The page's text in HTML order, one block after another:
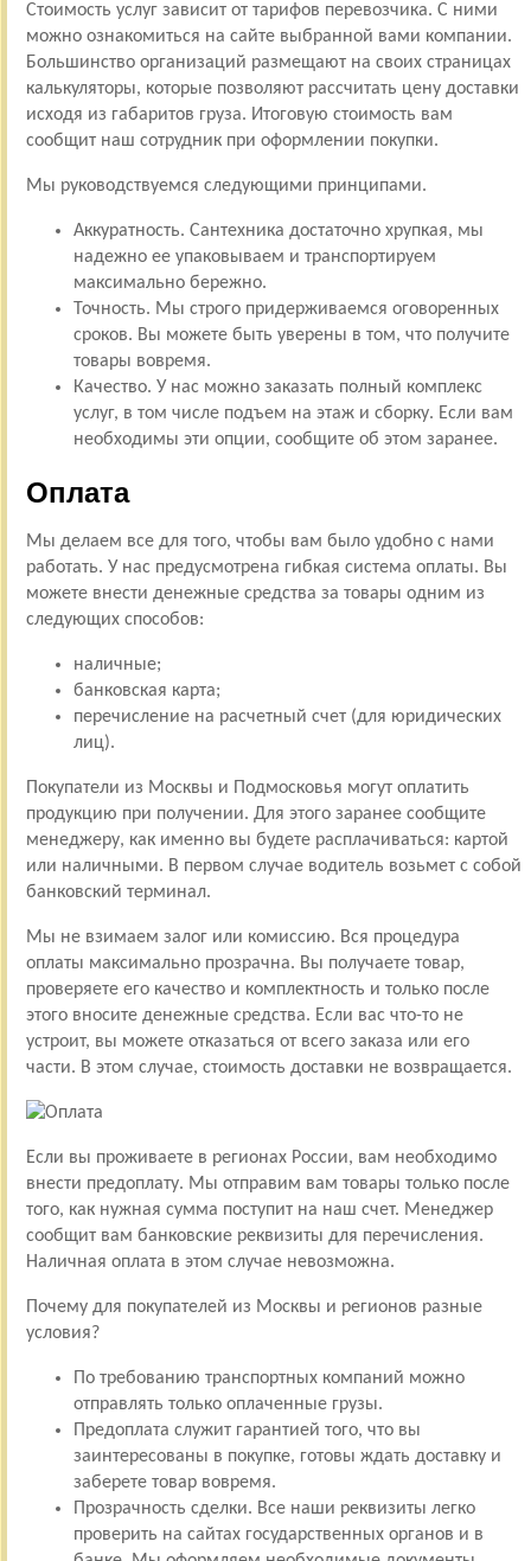
Стоимость услуг зависит от тарифов перевозчика. С ними
можно ознакомиться на сайте выбранной вами компании.
Большинство организаций размещают на своих страницах
калькуляторы, которые позволяют рассчитать цену доставки
исходя из габаритов груза. Итоговую стоимость вам
сообщит наш сотрудник при оформлении покупки.
Мы руководствуемся следующими принципами.
Аккуратность. Сантехника достаточно хрупкая, мы
надежно ее упаковываем и транспортируем
максимально бережно.
Точность. Мы строго придерживаемся оговоренных
сроков. Вы можете быть уверены в том, что получите
товары вовремя.
Качество. У нас можно заказать полный комплекс
услуг, в том числе подъем на этаж и сборку. Если вам
необходимы эти опции, сообщите об этом заранее.
Оплата
Мы делаем все для того, чтобы вам было удобно с нами
работать. У нас предусмотрена гибкая система оплаты. Вы
можете внести денежные средства за товары одним из
следующих способов:
наличные;
банковская карта;
перечисление на расчетный счет (для юридических
лиц).
Покупатели из Москвы и Подмосковья могут оплатить
продукцию при получении. Для этого заранее сообщите
менеджеру, как именно вы будете расплачиваться: картой
или наличными. В первом случае водитель возьмет с собой
банковский терминал.
Мы не взимаем залог или комиссию. Вся процедура
оплаты максимально прозрачна. Вы получаете товар,
проверяете его качество и комплектность и только после
этого вносите денежные средства. Если вас что-то не
устроит, вы можете отказаться от всего заказа или его
части. В этом случае, стоимость доставки не возвращается.
Если вы проживаете в регионах России, вам необходимо
внести предоплату. Мы отправим вам товары только после
того, как нужная сумма поступит на наш счет. Менеджер
сообщит вам банковские реквизиты для перечисления.
Наличная оплата в этом случае невозможна.
Почему для покупателей из Москвы и регионов разные
условия?
По требованию транспортных компаний можно
отправлять только оплаченные грузы.
Предоплата служит гарантией того, что вы
заинтересованы в покупке, готовы ждать доставку и
заберете товар вовремя.
Прозрачность сделки. Все наши реквизиты легко
проверить на сайтах государственных органов и в